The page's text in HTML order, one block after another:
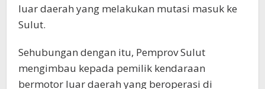
luar daerah yang melakukan mutasi masuk ke
Sulut.
Sehubungan dengan itu, Pemprov Sulut
mengimbau kepada pemilik kendaraan
bermotor luar daerah yang beroperasi di